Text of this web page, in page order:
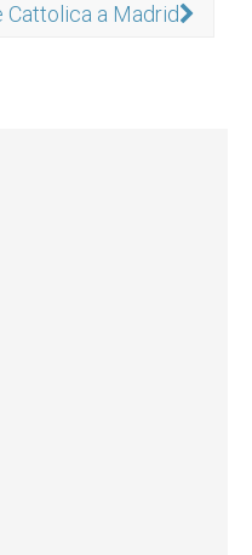
Cattolica a Madrid